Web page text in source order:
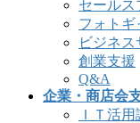
セールス
フォトギ
ビジネ
創業支援
Q&A
企業・商店会
ＩＴ活用